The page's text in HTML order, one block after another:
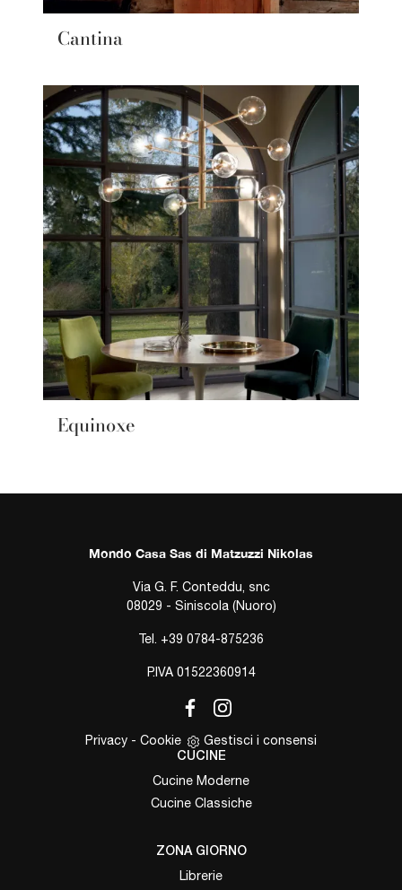
Cantina
Equinoxe
Mondo Casa Sas di Matzuzzi Nikolas
Via G. F. Conteddu, snc
08029 - Siniscola (Nuoro)
Tel. +39 0784-875236
P.IVA 01522360914
Privacy - Cookie Gestisci i consensi
CUCINE
Cucine Moderne
Cucine Classiche
ZONA GIORNO
Librerie